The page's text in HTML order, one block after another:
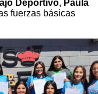
Deportivo, Paula
fuerzas básicas